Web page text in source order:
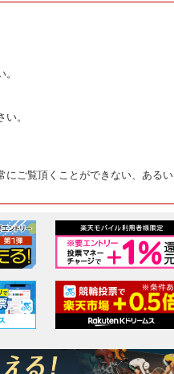
。
ご覧頂くことができない、ある